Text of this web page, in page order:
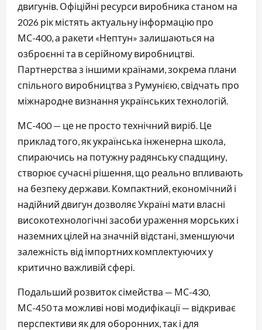
двигунів. Офіційні ресурси виробника станом на
2026 рік містять актуальну інформацію про
МС-400, а ракети «Нептун» залишаються на
озброєнні та в серійному виробництві.
Партнерства з іншими країнами, зокрема плани
спільного виробництва з Румунією, свідчать про
міжнародне визнання українських технологій.
МС-400 — це не просто технічний виріб. Це
приклад того, як українська інженерна школа,
спираючись на потужну радянську спадщину,
створює сучасні рішення, що реально впливають
на безпеку держави. Компактний, економічний і
надійний двигун дозволяє Україні мати власні
високотехнологічні засоби ураження морських і
наземних цілей на значній відстані, зменшуючи
залежність від імпортних комплектуючих у
критично важливій сфері.
Подальший розвиток сімейства — МС-430,
МС-450 та можливі нові модифікації — відкриває
перспективи як для оборонних, так і для